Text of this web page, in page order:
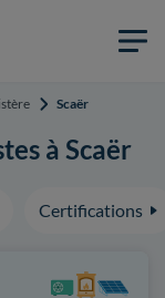
Scaër
à Scaër
Certifications